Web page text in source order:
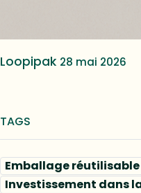
Loopipak 28 mai 2026
TAGS
Emballage réutilisable
Investissement dans